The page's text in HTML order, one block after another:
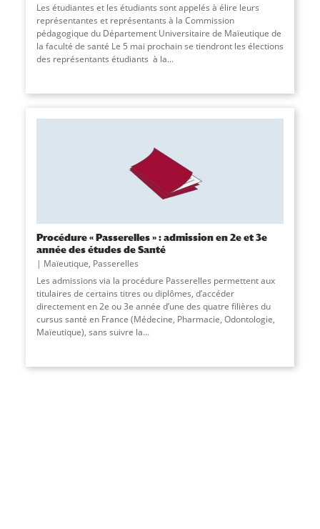
Les étudiantes et les étudiants sont appelés à élire leurs
représentantes et représentants à la Commission
pédagogique du Département Universitaire de Maïeutique de
la faculté de santé Le 5 mai prochain se tiendront les élections
des représentants étudiants à la...
Procédure « Passerelles » : admission en 2e et 3e
année des études de Santé
Maïeutique, Passerelles
Les admissions via la procédure Passerelles permettent aux
titulaires de certains titres ou diplômes, d’accéder
directement en 2e ou 3e année d’une des quatre filières du
cursus santé en France (Médecine, Pharmacie, Odontologie,
Maïeutique), sans suivre la...